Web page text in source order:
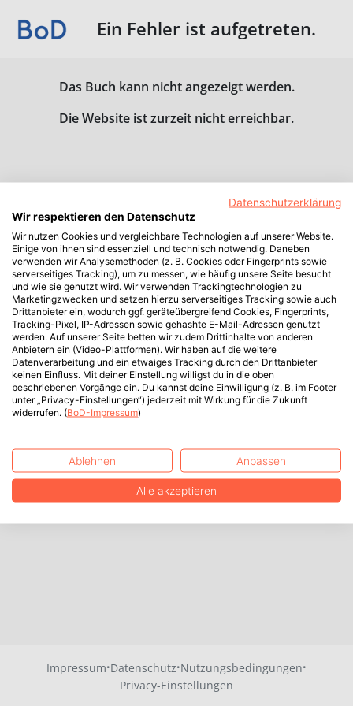
Ein Fehler ist aufgetreten.
Das Buch kann nicht angezeigt werden.
Die Website ist zurzeit nicht erreichbar.
Impressum·Datenschutz·Nutzungsbedingungen·
Privacy-Einstellungen
Datenschutzerklärung
Wir respektieren den Datenschutz
Wir nutzen Cookies und vergleichbare Technologien auf unserer Website.
Einige von ihnen sind essenziell und technisch notwendig. Daneben
verwenden wir Analysemethoden (z. B. Cookies oder Fingerprints sowie
serverseitiges Tracking), um zu messen, wie häufig unsere Seite besucht
und wie sie genutzt wird. Wir verwenden Trackingtechnologien zu
Marketingzwecken und setzen hierzu serverseitiges Tracking sowie auch
Drittanbieter ein, wodurch ggf. geräteübergreifend Cookies, Fingerprints,
Tracking-Pixel, IP-Adressen sowie gehashte E-Mail-Adressen genutzt
werden. Auf unserer Seite betten wir zudem Drittinhalte von anderen
Anbietern ein (Video-Plattformen). Wir haben auf die weitere
Datenverarbeitung und ein etwaiges Tracking durch den Drittanbieter
keinen Einfluss. Mit deiner Einstellung willigst du in die oben
beschriebenen Vorgänge ein. Du kannst deine Einwilligung (z. B. im Footer
unter „Privacy-Einstellungen“) jederzeit mit Wirkung für die Zukunft
widerrufen. (BoD-Impressum)
Ablehnen Anpassen
Alle akzeptieren